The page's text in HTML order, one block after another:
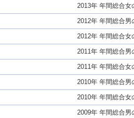
2013年 年間総合女
2012年 年間総合男
2012年 年間総合女
2011年 年間総合男
2011年 年間総合女
2010年 年間総合男
2010年 年間総合女
2009年 年間総合男